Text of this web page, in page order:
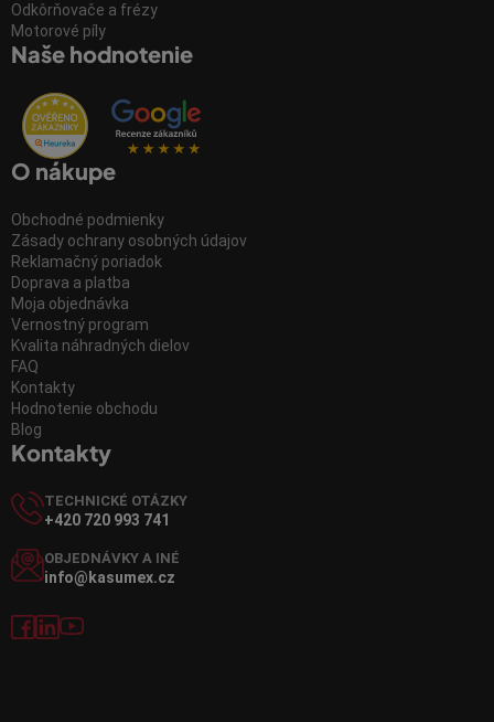
Odkôrňovače a frézy
Motorové píly
Naše hodnotenie
O nákupe
Obchodné podmienky
Zásady ochrany osobných údajov
Reklamačný poriadok
Doprava a platba
Moja objednávka
Vernostný program
Kvalita náhradných dielov
FAQ
Kontakty
Hodnotenie obchodu
Blog
Kontakty
TECHNICKÉ OTÁZKY
+420 720 993 741
OBJEDNÁVKY A INÉ
info@kasumex.cz